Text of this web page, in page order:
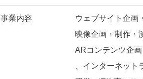
事業内容
ウェブサイト企画
映像企画・制作・
ARコンテンツ企
、インターネッ